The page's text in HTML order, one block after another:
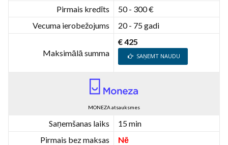
Pirmais kredīts
50 - 300 €
Vecuma ierobežojums
20 - 75 gadi
Maksimālā summa
€ 425
SAŅEMT NAUDU
MONEZA atsauksmes
Saņemšanas laiks
15 min
Pirmais bez maksas
Nē